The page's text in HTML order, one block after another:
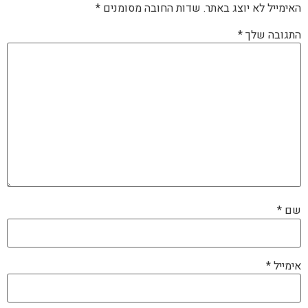
האימייל לא יוצג באתר. שדות החובה מסומנים *
התגובה שלך*
שם *
אימייל*